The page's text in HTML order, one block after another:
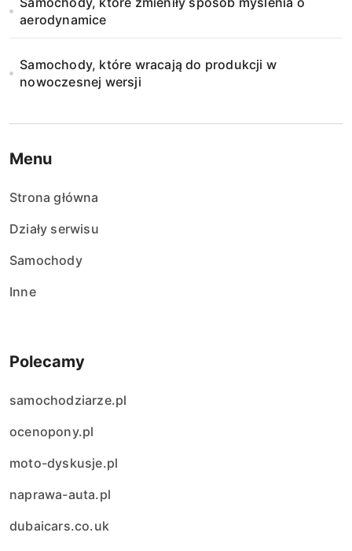
aerodynamice
Samochody, które wracają do produkcji w
nowoczesnej wersji
Menu
Strona główna
Działy serwisu
Samochody
Inne
Polecamy
samochodziarze.pl
ocenopony.pl
moto-dyskusje.pl
naprawa-auta.pl
dubaicars.co.uk